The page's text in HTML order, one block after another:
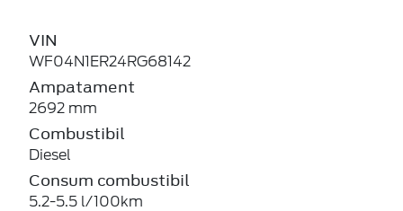
VIN
WF04N1ER24RG68142
Ampatament
2692 mm
Combustibil
Diesel
Consum combustibil
5.2-5.5 l/100km